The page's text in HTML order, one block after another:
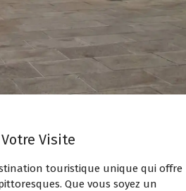
Visite
touristique unique qui offre
Que vous soyez un